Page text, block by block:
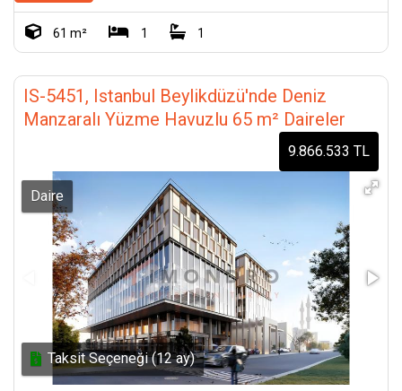
61 m² 1 1
IS-5451, Istanbul Beylikdüzü'nde Deniz
Manzaralı Yüzme Havuzlu 65 m² Daireler
9.866.533 TL
Daire
Taksit Seçeneği (12 ay)